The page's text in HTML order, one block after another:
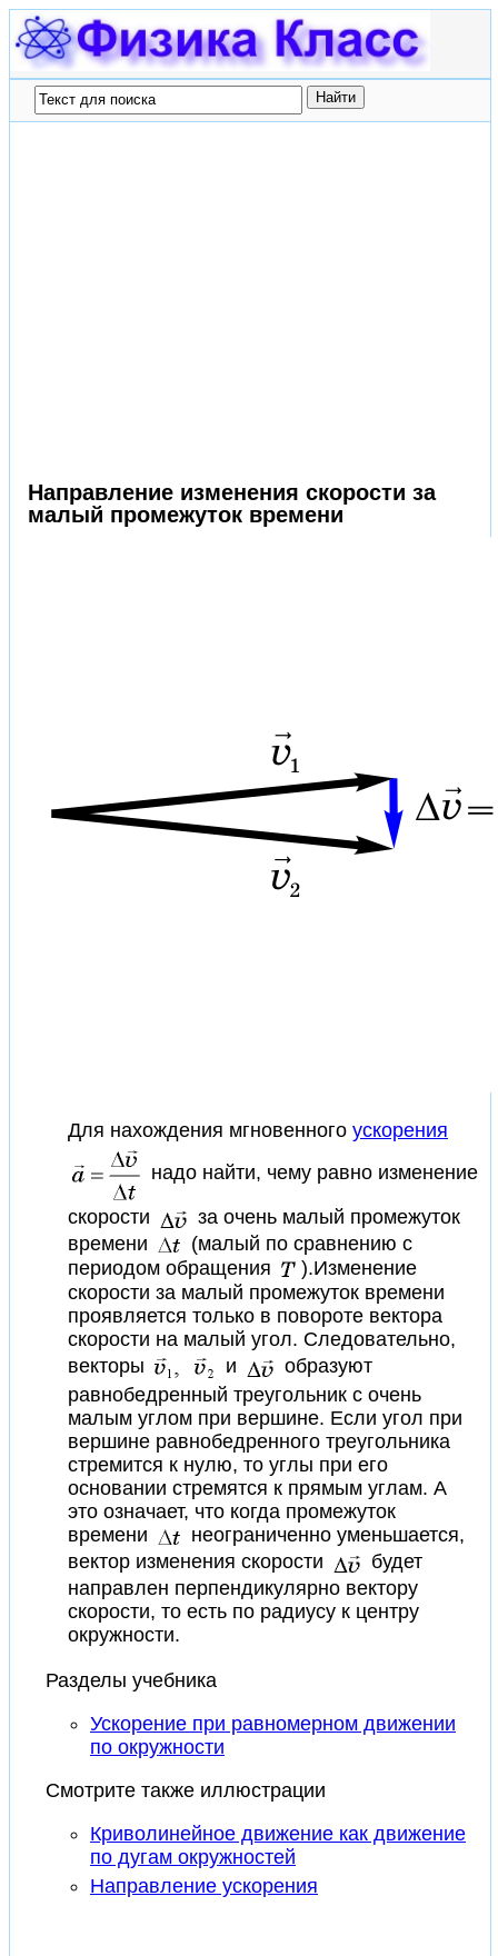
Направление изменения скорости за
малый промежуток времени
Для нахождения мгновенного ускорения
надо найти, чему равно изменение
скорости
за очень малый промежуток
времени
(малый по сравнению с
периодом обращения
).Изменение
скорости за малый промежуток времени
проявляется только в повороте вектора
скорости на малый угол. Следовательно,
векторы
и
образуют
равнобедренный треугольник с очень
малым углом при вершине. Если угол при
вершине равнобедренного треугольника
стремится к нулю, то углы при его
основании стремятся к прямым углам. А
это означает, что когда промежуток
времени
неограниченно уменьшается,
вектор изменения скорости
будет
направлен перпендикулярно вектору
скорости, то есть по радиусу к центру
окружности.
Разделы учебника
Ускорение при равномерном движении
по окружности
Смотрите также иллюстрации
Криволинейное движение как движение
по дугам окружностей
Направление ускорения